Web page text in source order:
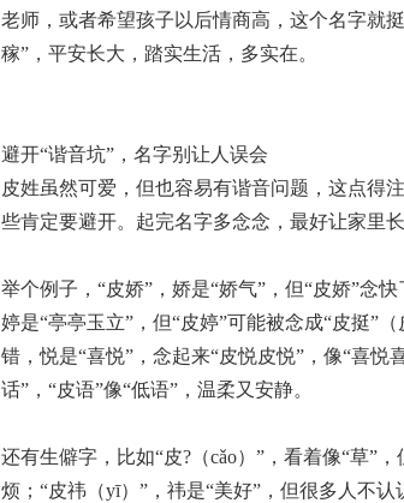
老师，或者希望孩子以后情商高，这个名字就
稼”，平安长大，踏实生活，多实在。
避开“谐音坑”，名字别让人误会
皮姓虽然可爱，但也容易有谐音问题，这点得
些肯定要避开。起完名字多念念，最好让家里
举个例子，“皮娇”，娇是“娇气”，但“皮娇”念
婷是“亭亭玉立”，但“皮婷”可能被念成“皮挺”
错，悦是“喜悦”，念起来“皮悦皮悦”，像“喜悦
话”，“皮语”像“低语”，温柔又安静。
还有生僻字，比如“皮?（cǎo）”，看着像“草”
烦；“皮祎（yī）”，祎是“美好”，但很多人不